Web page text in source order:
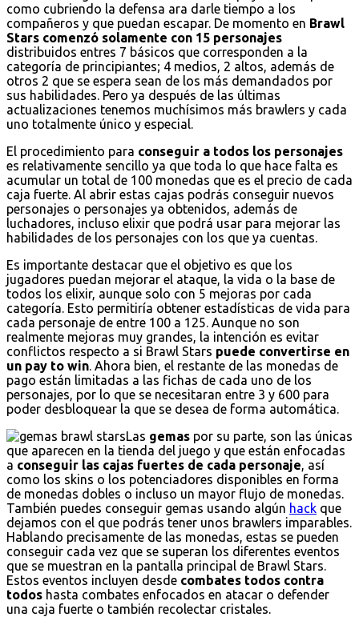
como cubriendo la defensa ara darle tiempo a los
compañeros y que puedan escapar. De momento en Brawl
Stars comenzó solamente con 15 personajes
distribuidos entres 7 básicos que corresponden a la
categoría de principiantes; 4 medios, 2 altos, además de
otros 2 que se espera sean de los más demandados por
sus habilidades. Pero ya después de las últimas
actualizaciones tenemos muchísimos más brawlers y cada
uno totalmente único y especial.
El procedimiento para conseguir a todos los personajes
es relativamente sencillo ya que toda lo que hace falta es
acumular un total de 100 monedas que es el precio de cada
caja fuerte. Al abrir estas cajas podrás conseguir nuevos
personajes o personajes ya obtenidos, además de
luchadores, incluso elixir que podrá usar para mejorar las
habilidades de los personajes con los que ya cuentas.
Es importante destacar que el objetivo es que los
jugadores puedan mejorar el ataque, la vida o la base de
todos los elixir, aunque solo con 5 mejoras por cada
categoría. Esto permitiría obtener estadísticas de vida para
cada personaje de entre 100 a 125. Aunque no son
realmente mejoras muy grandes, la intención es evitar
conflictos respecto a si Brawl Stars puede convertirse en
un pay to win . Ahora bien, el restante de las monedas de
pago están limitadas a las fichas de cada uno de los
personajes, por lo que se necesitaran entre 3 y 600 para
poder desbloquear la que se desea de forma automática.
Las gemas por su parte, son las únicas
que aparecen en la tienda del juego y que están enfocadas
a conseguir las cajas fuertes de cada personaje , así
como los skins o los potenciadores disponibles en forma
de monedas dobles o incluso un mayor flujo de monedas.
También puedes conseguir gemas usando algún hack que
dejamos con el que podrás tener unos brawlers imparables.
Hablando precisamente de las monedas, estas se pueden
conseguir cada vez que se superan los diferentes eventos
que se muestran en la pantalla principal de Brawl Stars.
Estos eventos incluyen desde combates todos contra
todos hasta combates enfocados en atacar o defender
una caja fuerte o también recolectar cristales.